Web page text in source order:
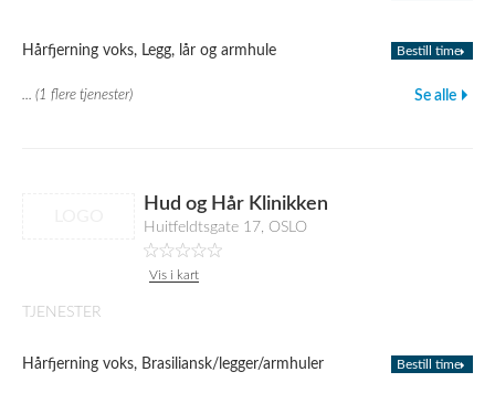
Hårfjerning voks, Legg, lår og armhule Bestill time
... (1 flere tjenester) Se alle
Hud og Hår Klinikken
Huitfeldtsgate 17, OSLO
Vis i kart
TJENESTER
Hårfjerning voks, Brasiliansk/legger/armhuler Bestill time